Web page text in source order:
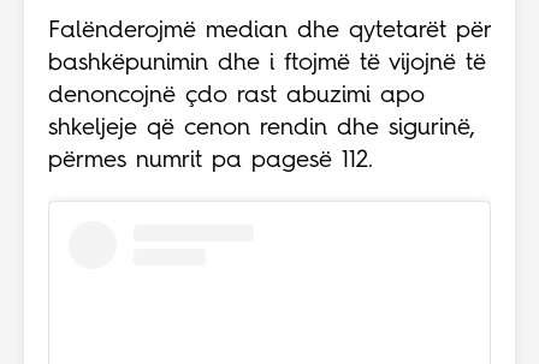
Falënderojmë median dhe qytetarët për
bashkëpunimin dhe i ftojmë të vijojnë të
denoncojnë çdo rast abuzimi apo
shkeljeje që cenon rendin dhe sigurinë,
përmes numrit pa pagesë 112.